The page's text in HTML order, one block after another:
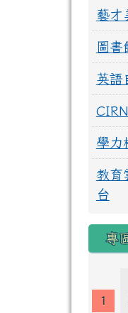
藝才
圖書
英語
CIRN
學力
教育
台
專